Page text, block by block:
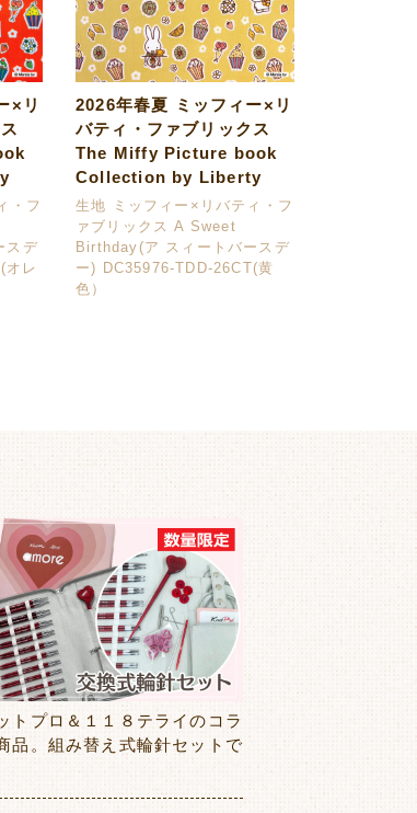
×リ
・フ
スデ
オレ
2026年春夏 ミッフィー×リ
バティ・ファブリックス
The Miffy Picture book
Collection by Liberty
生地 ミッフィー×リバティ・フ
ァブリックス A Sweet
Birthday(ア スィートバースデ
ー) DC35976-TDD-26CT(黄
色）
トプロ＆１１８テライのコラ
品。組み替え式輪針セットで